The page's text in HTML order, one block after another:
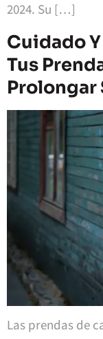
2024. Su […]
Cuidado
Tus
Prolongar
Las prendas de